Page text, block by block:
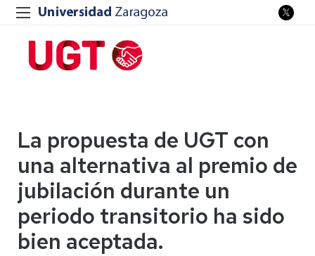
La propuesta de UGT con
una alternativa al premio de
jubilación durante un
periodo transitorio ha sido
bien aceptada.